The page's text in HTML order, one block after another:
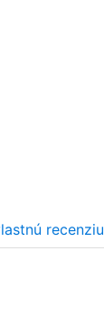
recenziu